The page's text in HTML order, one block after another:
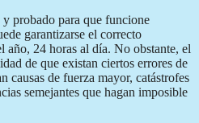
probado para que funcione
garantizarse el correcto
año, 24 horas al día. No obstante, el
de que existan ciertos errores de
causas de fuerza mayor, catástrofes
semejantes que hagan imposible